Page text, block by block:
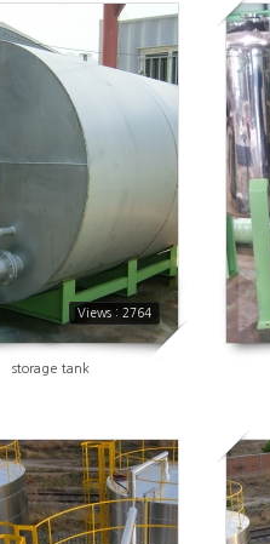
Views : 2764
storage tank